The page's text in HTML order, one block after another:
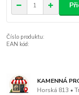
Číslo produktu:
EAN kód:
KAMENNÁ
Horská 813 •